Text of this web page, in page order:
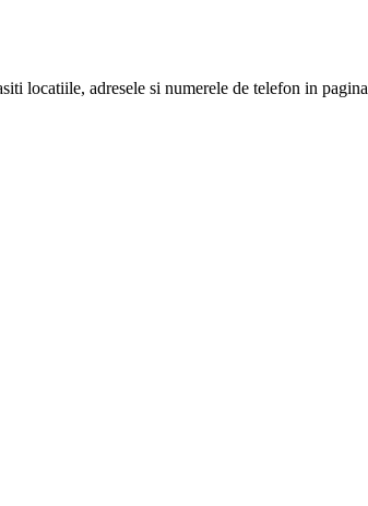
locatiile, adresele si numerele de telefon in pagina